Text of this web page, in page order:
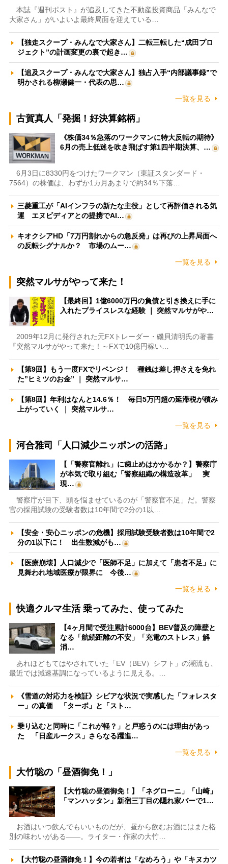
本誌『週刊ポスト』が追及してきた不動産投資商品「みんなで
大家さん」がいよいよ最終局面を迎えている…
【独走スクープ・みんなで大家さん】二転三転した“成田プロ
ジェクト”の計画変更の裏で起き…
【追及スクープ・みんなで大家さん】独占入手“内部議事録”で
明かされる柳瀬健一・代表の思…
一覧を見る
古賀真人「発掘！好決算銘柄」
《株価34％急落のワークマンに特大反転の期待》
6月の売上低迷を吹き飛ばす第1四半期決算、…
6月3日に8330円をつけたワークマン（東証スタンダード・
7564）の株価は、わずか1カ月あまりで約34％下落…
三菱重工が「AIインフラの新たな主役」として再評価される気
運 エヌビディアとの提携でAI…
キオクシアHD「7万円割れからの急反発」は再びの上昇局面へ
の反転シグナルか？ 市場のムー…
一覧を見る
突然マルサがやって来た！
【最終回】1億6000万円の負債と引き換えに手に
入れたプライスレスな経験 ｜ 突然マルサがや…
2009年12月に発行された元FXトレーダー・磯貝清明氏の著書
『突然マルサがやって来た！～FXで10億円稼い…
【第9回】もう一度FXでリベンジ！ 種銭は差し押さえを免れ
た”ヒミツのお金” ｜ 突然マルサ…
【第8回】年利はなんと14.6％！ 毎日5万円超の延滞税が積み
上がっていく ｜ 突然マルサ…
一覧を見る
河合雅司「人口減少ニッポンの活路」
【「警察官離れ」に歯止めはかかるか？】警察庁
が本気で取り組む「警察組織の構造改革」 実
現…
警察庁が目下、頭を悩ませているのが「警察官不足」だ。警察
官の採用試験の受験者数は10年間で2分の1以…
【安全・安心ニッポンの危機】採用試験受験者数は10年間で2
分の1以下に！ 出生数減がも…
【医療崩壊】人口減少で「医師不足」に加えて「患者不足」に
見舞われ地域医療が限界に 今後…
一覧を見る
快適クルマ生活 乗ってみた、使ってみた
【4ヶ月間で受注累計6000台】BEV普及の障壁と
なる「航続距離の不安」「充電のストレス」解
消…
あれほどもてはやされていた「EV（BEV）シフト」の潮流も、
最近では減速基調になっているように見える。…
《雪道の対応力を検証》シビアな状況で実感した「フォレスタ
ー」の真価 「ターボ」と「スト…
乗り込むと同時に「これが軽？」と戸惑うのには理由があっ
た 「日産ルークス」さらなる躍進…
一覧を見る
大竹聡の「昼酒御免！」
【大竹聡の昼酒御免！】「ネグローニ」「山崎」
「マンハッタン」新宿三丁目の隠れ家バーで1…
お酒はいつ飲んでもいいものだが、昼から飲むお酒にはまた格
別の味わいがある――。ライター・作家の大竹…
【大竹聡の昼酒御免！】今の若者は「なめろう」や「キヌカツ